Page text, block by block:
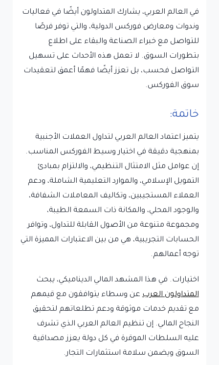
في العالم العربي، يشارك المتداولون أيضًا في فعاليات
وندوات ومعارض فوركس الدولية، والتي توفر فرصًا
للتواصل مع خبراء الصناعة والبقاء على اطلاع
بتطورات السوق. لا تعمل هذه الأحداث على تسهيل
التواصل فحسب، بل تعزز أيضًا فهمًا أعمق لتعقيدات
سوق الفوركس.
خاتمة:
يتميز اعتماد العالم العربي لتداول العملات الأجنبية
بمنهجية دقيقة في اختيار وسيط الفوركس المناسب.
إن عوامل مثل الامتثال التنظيمي، والالتزام بمبادئ
التمويل الإسلامي، والموارد التعليمية الشاملة، ودعم
العملاء المستجيبين، وتكاليف المعاملات الشفافة،
والوجود المحلي، والمكانة ذات السمعة الطيبة،
ومجموعة متنوعة من الأصول القابلة للتداول، وتوافر
الحسابات التجريبية، هي من بين الاعتبارات المميزة التي
توجه أعمالهم.
اختيارات. في هذا المشهد المالي الديناميكي، يبحث
المتداولون العربعن وسطاء يتوافقون مع قيمهم
مع تقديم خدمات موثوقة ودعم تطلعاتهم لتحقيق
النجاح المالي. إن تنظيم العالم العربي الذي تشرف
عليه السلطات الموقرة في كل دولة يعزز مصداقية
السوق ويضمن سلامة استثمارات التجار.